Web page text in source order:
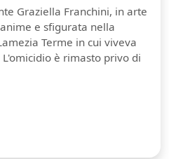
Graziella Franchini, in arte
e sfigurata nella
Terme in cui viveva
è rimasto privo di